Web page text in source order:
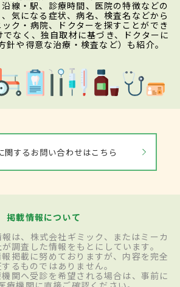
線・駅、診療時間、医院の特徴などの
気になる症状、病名、検査名などから
ク・病院、ドクターを探すことができ
でなく、独自取材に基づき、ドクターに
針や得意な治療・検査など）も紹介。
関するお問い合わせはこちら
掲載情報について
は、株式会社ギミック、またはミーカ
調査した情報をもとにしています。
掲載に努めておりますが、内容を完全
るものではありません。
関へ受診を希望される場合は、事前に